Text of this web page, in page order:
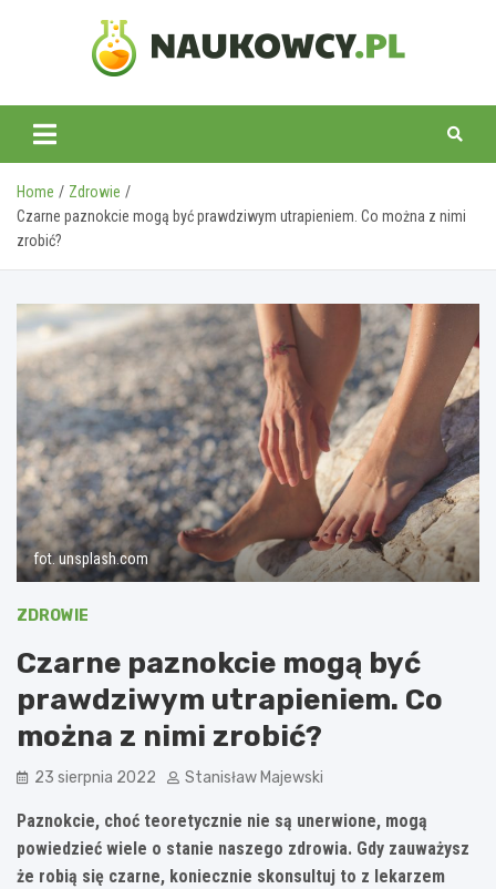
naukowcy.pl
Home
Zdrowie
Czarne paznokcie mogą być prawdziwym utrapieniem. Co można z nimi
zrobić?
fot. unsplash.com
ZDROWIE
Czarne paznokcie mogą być
prawdziwym utrapieniem. Co
można z nimi zrobić?
23 sierpnia 2022 Stanisław Majewski
Paznokcie, choć teoretycznie nie są unerwione, mogą
powiedzieć wiele o stanie naszego zdrowia. Gdy zauważysz
że robią się czarne, koniecznie skonsultuj to z lekarzem